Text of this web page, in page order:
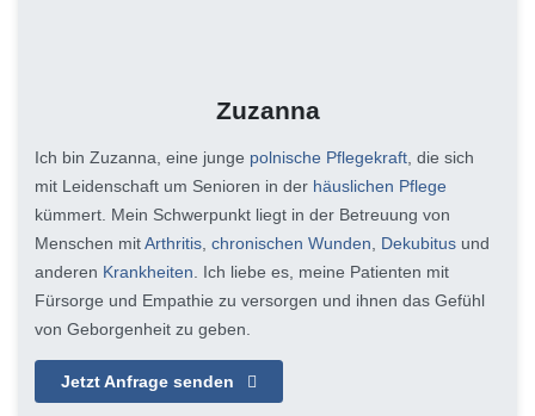
Zuzanna
Ich bin Zuzanna, eine junge polnische Pflegekraft , die sich
mit Leidenschaft um Senioren in der häuslichen Pflege
kümmert. Mein Schwerpunkt liegt in der Betreuung von
Menschen mitArthritis chronischen Wunden Dekubitus und
anderen Krankheiten . Ich liebe es, meine Patienten mit
Fürsorge und Empathie zu versorgen und ihnen das Gefühl
von Geborgenheit zu geben.
Jetzt Anfrage senden